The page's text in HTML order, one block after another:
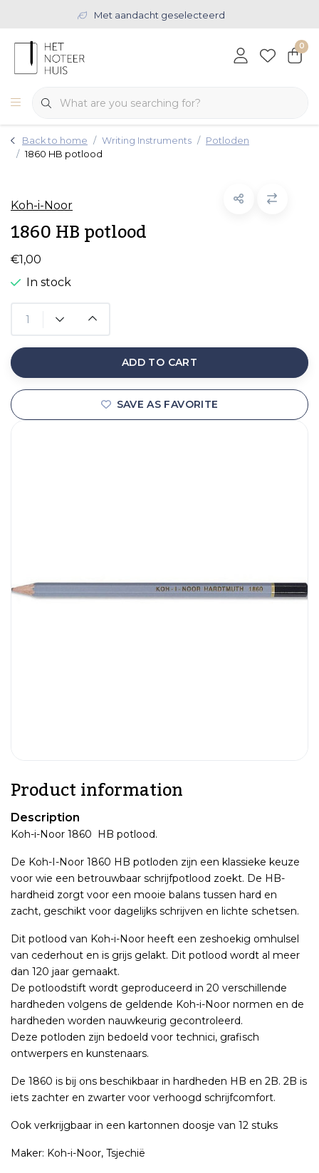
Met aandacht geselecteerd
0
Back to home Writing Instruments
Potloden
1860 HB potlood
Koh-i-Noor
1860 HB potlood
€1,00
In stock
ADD TO CART
SAVE AS FAVORITE
Product information
Description
Koh-i-Noor 1860 HB potlood.
De Koh-I-Noor 1860 HB potloden zijn een klassieke keuze
voor wie een betrouwbaar schrijfpotlood zoekt. De HB-
hardheid zorgt voor een mooie balans tussen hard en
zacht, geschikt voor dagelijks schrijven en lichte schetsen.
Dit potlood van Koh-i-Noor heeft een zeshoekig omhulsel
van cederhout en is grijs gelakt. Dit potlood wordt al meer
dan 120 jaar gemaakt.
De potloodstift wordt geproduceerd in 20 verschillende
hardheden volgens de geldende Koh-i-Noor normen en de
hardheden worden nauwkeurig gecontroleerd.
Deze potloden zijn bedoeld voor technici, grafisch
ontwerpers en kunstenaars.
De 1860 is bij ons beschikbaar in hardheden HB en 2B. 2B is
iets zachter en zwarter voor verhoogd schrijfcomfort.
Ook verkrijgbaar in een kartonnen doosje van 12 stuks
Maker: Koh-i-Noor, Tsjechië